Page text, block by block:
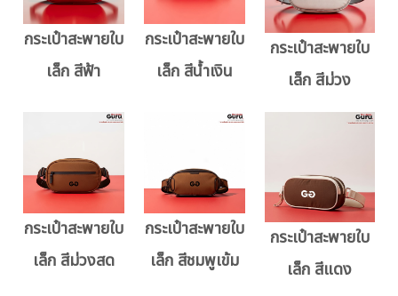
กระเป๋าสะพายใบ
เล็ก สีฟ้า
กระเป๋าสะพายใบ
เล็ก สีน้ำเงิน
กระเป๋าสะพายใบ
เล็ก สีม่วง
กระเป๋าสะพายใบ
เล็ก สีม่วงสด
กระเป๋าสะพายใบ
เล็ก สีชมพูเข้ม
กระเป๋าสะพายใบ
เล็ก สีแดง